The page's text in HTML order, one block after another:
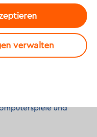
und
verwalten